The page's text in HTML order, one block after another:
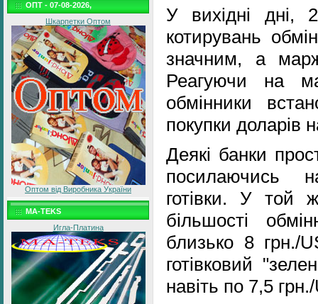
ОПТ - 07-08-2026,
Шкарпетки Оптом
Оптом від Виробника України
MA-TEKS
Игла-Платина
У вихідні дні,
котирувань
значним, а
Реагуючи на
обмінники
покупки доларів
Деякі банки
посилаючись
готівки. У той
більшості
близько 8 грн./
готівковий
навіть по 7,5